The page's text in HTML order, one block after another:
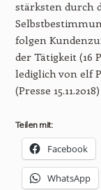
stärksten durch
folgen
der Tätigkeit (16
lediglich von elf
(Presse 15.11.2018)
Teilen mit:
Facebook
WhatsApp